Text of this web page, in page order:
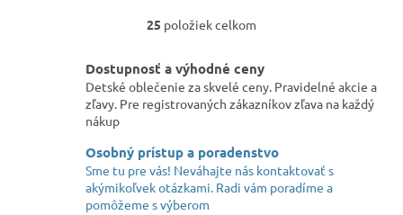
O
l
á
d
a
i
e
p
r
25 položiek celkom
Dostupnosť a výhodné ceny
Detské oblečenie za skvelé ceny. Pravidelné akcie a
zľavy. Pre registrovaných zákazníkov zľava na každý
nákup
Osobný prístup a poradenstvo
Sme tu pre vás! Neváhajte nás kontaktovať s
akýmikoľvek otázkami. Radi vám poradíme a
pomôžeme s výberom